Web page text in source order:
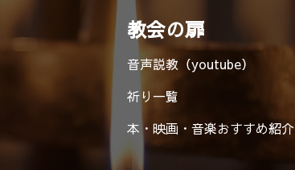
教会の扉
音声説教（youtube）
祈り一覧
本・映画・音楽おすすめ紹介